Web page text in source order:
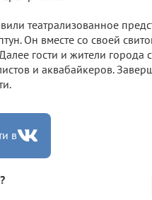
театрализованное
Он вместе со своей
гости и жители города
и аквабайкеров.
в